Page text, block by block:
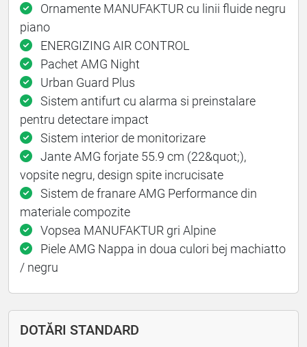
Ornamente MANUFAKTUR cu linii fluide negru
piano
ENERGIZING AIR CONTROL
Pachet AMG Night
Urban Guard Plus
Sistem antifurt cu alarma si preinstalare
pentru detectare impact
Sistem interior de monitorizare
Jante AMG forjate 55.9 cm (22&quot;),
vopsite negru, design spite incrucisate
Sistem de franare AMG Performance din
materiale compozite
Vopsea MANUFAKTUR gri Alpine
Piele AMG Nappa in doua culori bej machiatto
/ negru
DOTĂRI STANDARD